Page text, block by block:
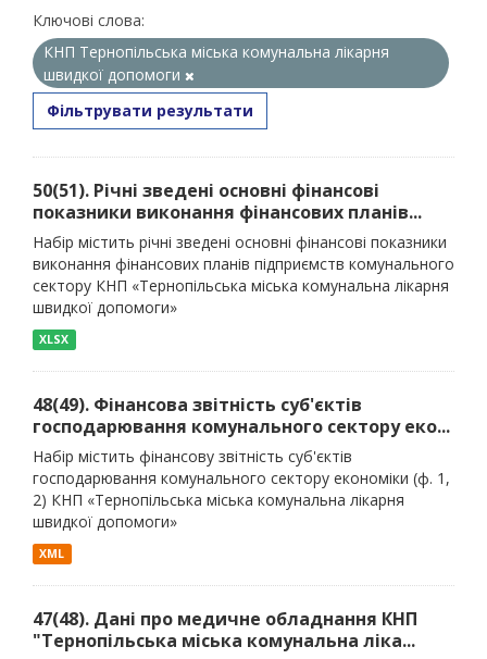
Ключові слова:
КНП Тернопільська міська комунальна лікарня
швидкої допомоги
Фільтрувати результати
50(51). Річні зведені основні фінансові
показники виконання фінансових планів...
Набір містить річні зведені основні фінансові показники
виконання фінансових планів підприємств комунального
сектору КНП «Тернопільська міська комунальна лікарня
швидкої допомоги»
XLSX
48(49). Фінансова звітність суб'єктів
господарювання комунального сектору еко...
Набір містить фінансову звітність суб'єктів
господарювання комунального сектору економіки (ф. 1,
2) КНП «Тернопільська міська комунальна лікарня
швидкої допомоги»
XML
47(48). Дані про медичне обладнання КНП
"Тернопільська міська комунальна ліка...